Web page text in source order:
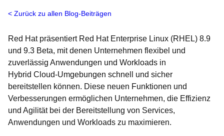
Zurück zu allen Blog-Beiträgen
Red Hat präsentiert Red Hat Enterprise Linux (RHEL) 8.9
und 9.3 Beta, mit denen Unternehmen flexibel und
zuverlässig Anwendungen und Workloads in
Hybrid Cloud-Umgebungen schnell und sicher
bereitstellen können. Diese neuen Funktionen und
Verbesserungen ermöglichen Unternehmen, die Effizienz
und Agilität bei der Bereitstellung von Services,
Anwendungen und Workloads zu maximieren.